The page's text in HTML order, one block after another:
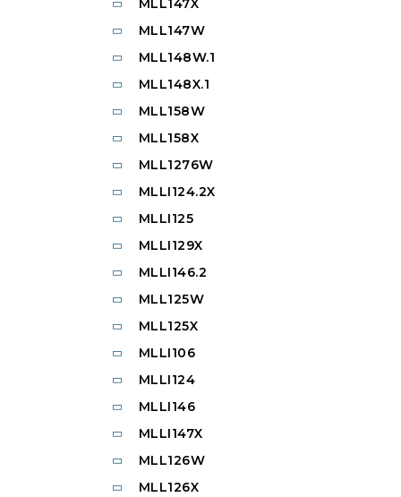
MLL147X
MLL147W
MLL148W.1
MLL148X.1
MLL158W
MLL158X
MLL1276W
MLLI124.2X
MLLI125
MLLI129X
MLLI146.2
MLL125W
MLL125X
MLLI106
MLLI124
MLLI146
MLLI147X
MLL126W
MLL126X